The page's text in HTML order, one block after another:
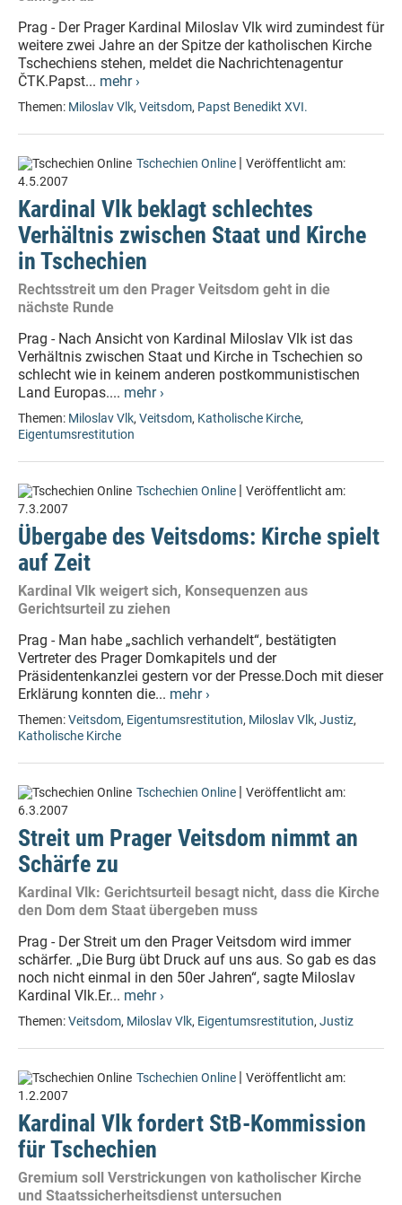
Prag - Der Prager Kardinal Miloslav Vlk wird zumindest für
weitere zwei Jahre an der Spitze der katholischen Kirche
Tschechiens stehen, meldet die Nachrichtenagentur
ČTK.Papst... mehr ›
Themen: Miloslav Vlk, Veitsdom, Papst Benedikt XVI.
Tschechien Online | Veröffentlicht am:
4.5.2007
Kardinal Vlk beklagt schlechtes
Verhältnis zwischen Staat und Kirche
in Tschechien
Rechtsstreit um den Prager Veitsdom geht in die
nächste Runde
Prag - Nach Ansicht von Kardinal Miloslav Vlk ist das
Verhältnis zwischen Staat und Kirche in Tschechien so
schlecht wie in keinem anderen postkommunistischen
Land Europas.... mehr ›
Themen: Miloslav Vlk, Veitsdom, Katholische Kirche,
Eigentumsrestitution
Tschechien Online | Veröffentlicht am:
7.3.2007
Übergabe des Veitsdoms: Kirche spielt
auf Zeit
Kardinal Vlk weigert sich, Konsequenzen aus
Gerichtsurteil zu ziehen
Prag - Man habe „sachlich verhandelt“, bestätigten
Vertreter des Prager Domkapitels und der
Präsidentenkanzlei gestern vor der Presse.Doch mit dieser
Erklärung konnten die... mehr ›
Themen:Veitsdom, Eigentumsrestitution, Miloslav Vlk, Justiz,
Katholische Kirche
Tschechien Online | Veröffentlicht am:
6.3.2007
Streit um Prager Veitsdom nimmt an
Schärfe zu
Kardinal Vlk: Gerichtsurteil besagt nicht, dass die Kirche
den Dom dem Staat übergeben muss
Prag - Der Streit um den Prager Veitsdom wird immer
schärfer. „Die Burg übt Druck auf uns aus. So gab es das
noch nicht einmal in den 50er Jahren“, sagte Miloslav
Kardinal Vlk.Er... mehr ›
Themen:Veitsdom, Miloslav Vlk, Eigentumsrestitution, Justiz
Tschechien Online | Veröffentlicht am:
1.2.2007
Kardinal Vlk fordert StB-Kommission
für Tschechien
Gremium soll Verstrickungen von katholischer Kirche
und Staatssicherheitsdienst untersuchen